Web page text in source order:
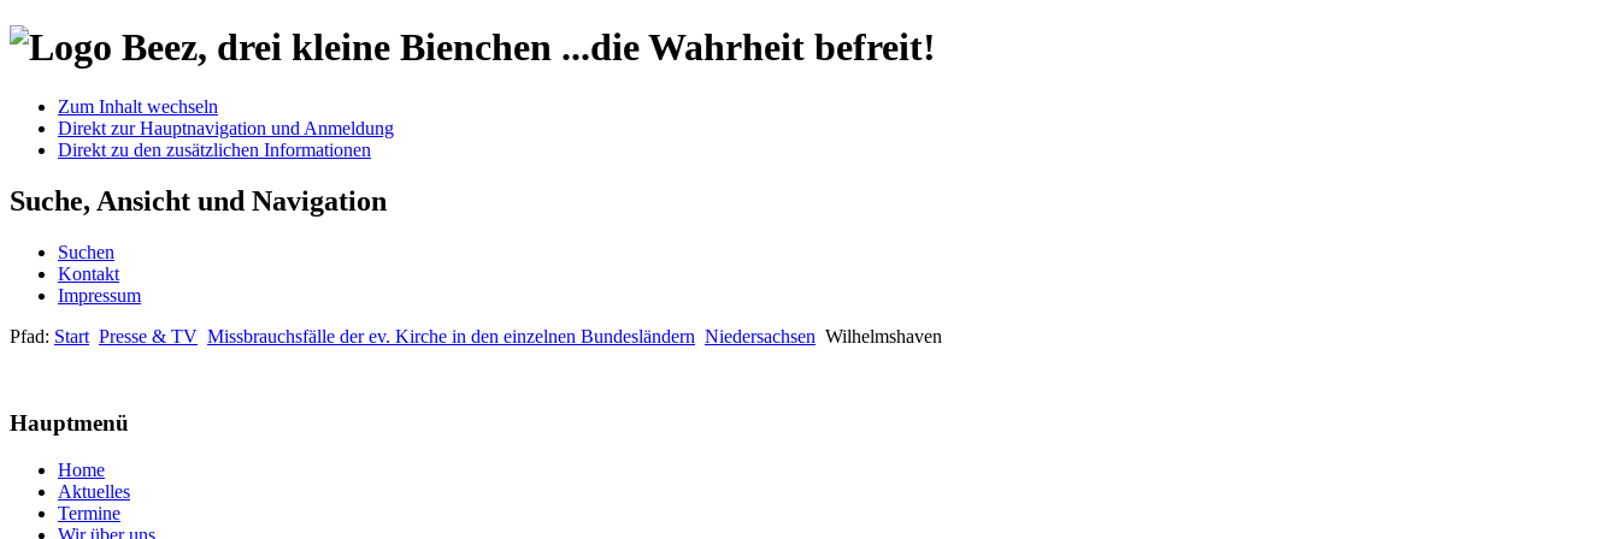
...die Wahrheit befreit!
Zum Inhalt wechseln
Direkt zur Hauptnavigation und Anmeldung
Direkt zu den zusätzlichen Informationen
Suche, Ansicht und Navigation
Suchen
Kontakt
Impressum
Pfad: Start Presse & TV Missbrauchsfälle der ev. Kirche in den einzelnen Bundesländern Niedersachsen Wilhelmshaven
Hauptmenü
Home
Aktuelles
Termine